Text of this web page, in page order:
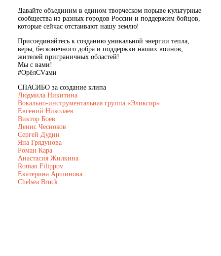
Давайте объединим в едином творческом порыве культурные
сообщества из разных городов России и поддержим бойцов,
которые сейчас отстаивают нашу землю!
Присоединяйтесь к созданию уникальной энергии тепла,
веры, бесконечного добра и поддержки наших воинов,
жителей приграничных областей!
Мы с вами!
#ОрёлСVами
СПАСИБО за создание клипа
Людмила Никитина
Вокально-инструментальная группа «Эликсир»
Евгений Николаев
Виктор Боев
Денис Чесноков
Сергей Дудин
Яна Грядунова
Роман Кара
Анастасия Жилкина
Roman Filippov
Екатерина Аршинова
Chelsea Bruck